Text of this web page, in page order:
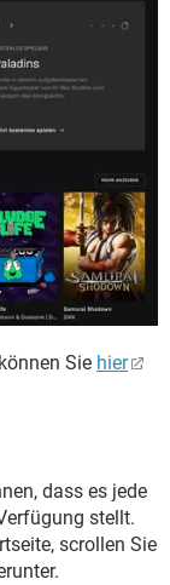
Sie hier
dass es jede
stellt.
scrollen Sie